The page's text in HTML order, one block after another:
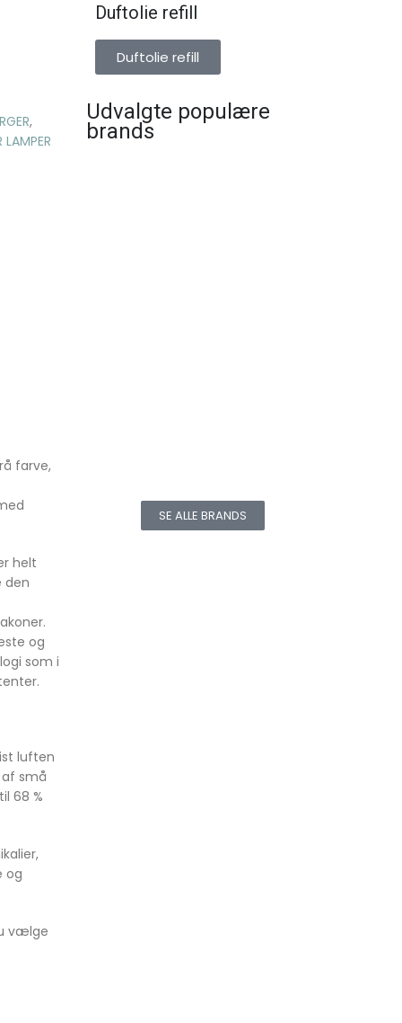
,
LAMPER
farve,
helt
den
og
som i
luften
små
68 %
og
vælge
Duftolie refill
Duftolie refill
Udvalgte populære
brands
SE ALLE BRANDS